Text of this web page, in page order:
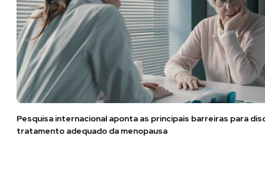
Pesquisa internacional aponta as principais barreiras para
tratamento adequado da menopausa